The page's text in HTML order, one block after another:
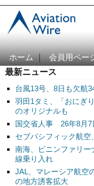
ホーム 会員用ペー
最新ニュース
台風13号、8日も欠航
羽田1タミ、「おにぎ
のオリジナルも
国交省人事 26年8月7
セブパシフィック航
南海、ピニンファリ
線乗り入れ
JAL、マレーシア航空
の地方誘客拡大